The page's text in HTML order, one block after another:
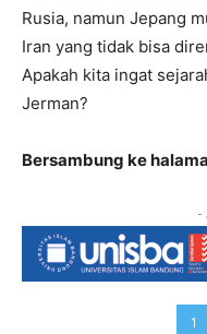
Rusia, namun Jepang
Iran yang tidak bisa
Apakah kita ingat
Jerman?
Bersambung ke
-
1